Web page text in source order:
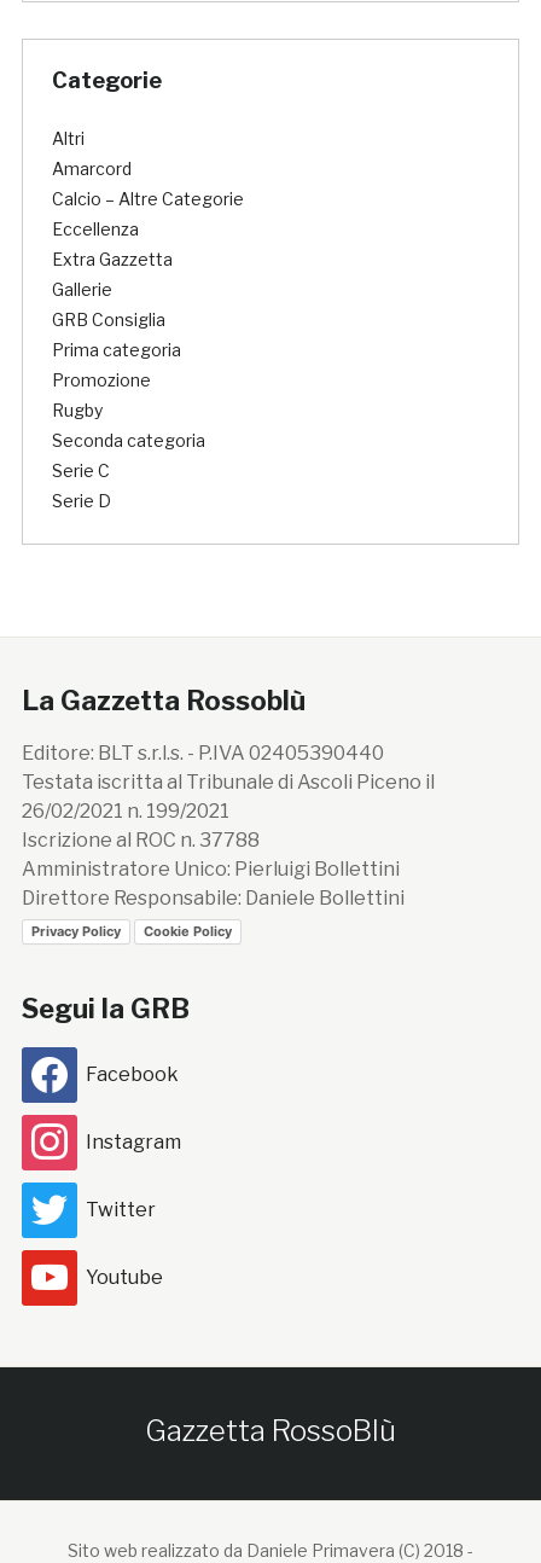
Categorie
Altri
Amarcord
Calcio – Altre Categorie
Eccellenza
Extra Gazzetta
Gallerie
GRB Consiglia
Prima categoria
Promozione
Rugby
Seconda categoria
Serie C
Serie D
La Gazzetta Rossoblù
Editore: BLT s.r.l.s. - P.IVA 02405390440
Testata iscritta al Tribunale di Ascoli Piceno il
26/02/2021 n. 199/2021
Iscrizione al ROC n. 37788
Amministratore Unico: Pierluigi Bollettini
Direttore Responsabile: Daniele Bollettini
Privacy Policy Cookie Policy
Segui la GRB
Facebook
Instagram
Twitter
Youtube
Gazzetta RossoBlù
Sito web realizzato da Daniele Primavera (C) 2018 -